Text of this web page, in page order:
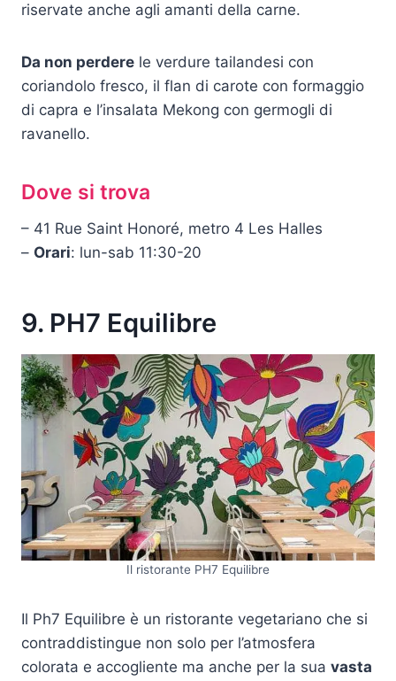
riservate anche agli amanti della carne.
Da non perdere le verdure tailandesi con
coriandolo fresco, il flan di carote con formaggio
di capra e l’insalata Mekong con germogli di
ravanello.
Dove si trova
– 41 Rue Saint Honoré, metro 4 Les Halles
– Orari: lun-sab 11:30-20
9. PH7 Equilibre
Il ristorante PH7 Equilibre
Il Ph7 Equilibre è un ristorante vegetariano che si
contraddistingue non solo per l’atmosfera
colorata e accogliente ma anche per la sua vasta